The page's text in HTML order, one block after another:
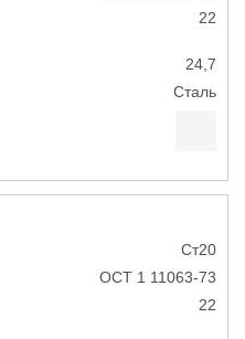
22
24,7
Сталь
Ст20
ОСТ 1 11063-73
22